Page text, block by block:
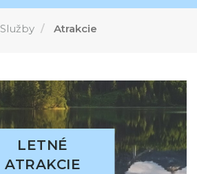
Služby Atrakcie
LETNÉ
ATRAKCIE